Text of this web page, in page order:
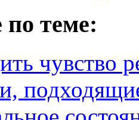
по теме:
чувство